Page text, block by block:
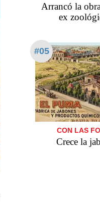
Arrancó la
ex
#05
CON LAS
Crece la